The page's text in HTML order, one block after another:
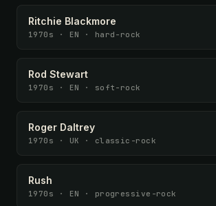
Ritchie Blackmore
1970s · EN · hard-rock
Rod Stewart
1970s · EN · soft-rock
Roger Daltrey
1970s · UK · classic-rock
Rush
1970s · EN · progressive-rock